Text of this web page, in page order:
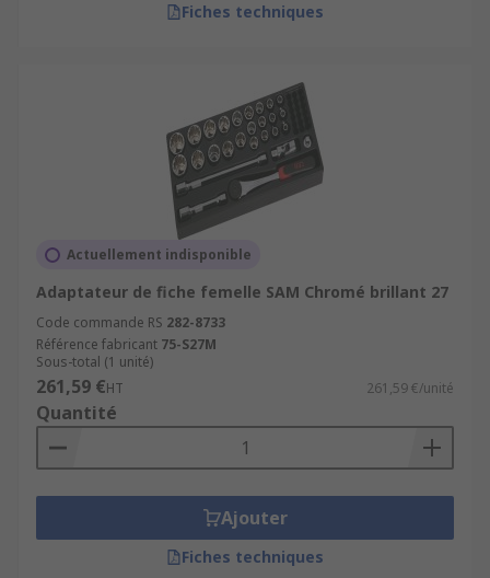
Fiches techniques
Actuellement indisponible
Adaptateur de fiche femelle SAM Chromé brillant 27
Code commande RS 282-8733
Référence fabricant 75-S27M
Sous-total (1 unité)
261,59 €HT 261,59 €/unité
Quantité
Ajouter
Fiches techniques